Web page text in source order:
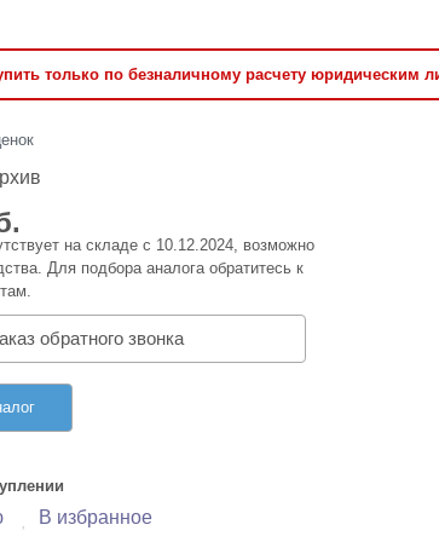
только по безналичному расчету юридическим
на складе с 10.12.2024, возможно
Для подбора аналога обратитесь к
обратного звонка
В избранное